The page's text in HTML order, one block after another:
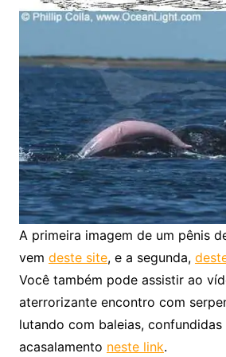
A primeira imagem de um pênis
vem deste site, e a segunda,
Você também pode assistir ao
aterrorizante encontro com
lutando com baleias,
acasalamento neste link.